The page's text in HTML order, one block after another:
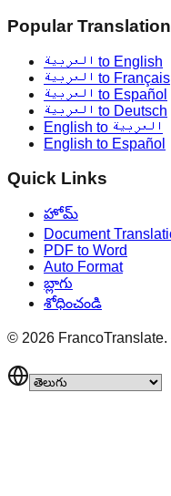
Popular
العربية to English
العربية to Français
العربية to Español
العربية to Deutsch
English to العربية
English to Español
Quick Links
హోమ్
Document
PDF to Word
Auto Format
బ్లాగు
శోధించండి
© 2026 FrancoTranslate.